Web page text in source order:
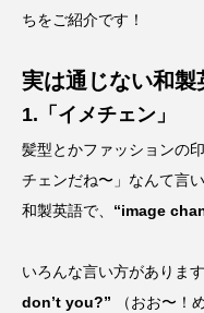
ちをご紹介です！
実は通じない和製
1.「イメチェン」
髪型とかファッションの
チェンだね〜」なんて言
和製英語で、 “image
いろんな言い方がありま
don’t you?”
（おお〜！